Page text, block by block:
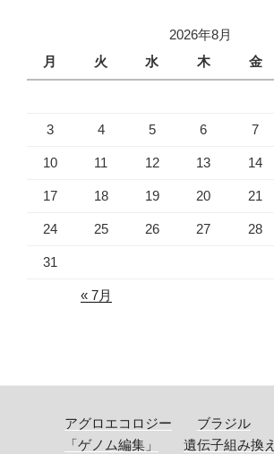
2026年8月
月
火 水 木 金
3 4 5 6 7
10 11 12 13 14
17 18 19 20 21
24 25 26 27 28
31
« 7月
アグロエコロジー ブラジル
「ゲノム編集」
遺伝子組み換え